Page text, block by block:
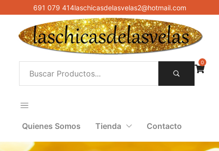
691 079 414laschicasdelasvelas2@hotmail.com
Quienes Somos Tienda Contacto
0